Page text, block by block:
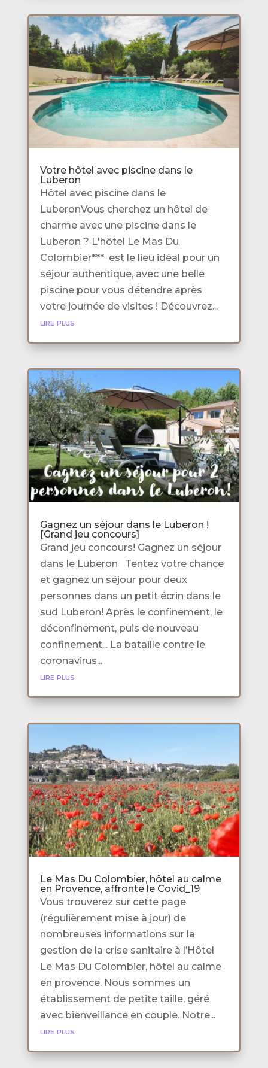
Votre hôtel avec piscine dans le
Luberon
Hôtel avec piscine dans le
LuberonVous cherchez un hôtel de
charme avec une piscine dans le
Luberon ? L'hôtel Le Mas Du
Colombier*** est le lieu idéal pour un
séjour authentique, avec une belle
piscine pour vous détendre après
votre journée de visites ! Découvrez...
lire plus
Gagnez un séjour dans le Luberon !
[Grand jeu concours]
Grand jeu concours! Gagnez un séjour
dans le Luberon Tentez votre chance
et gagnez un séjour pour deux
personnes dans un petit écrin dans le
sud Luberon! Après le confinement, le
déconfinement, puis de nouveau
confinement... La bataille contre le
coronavirus...
lire plus
Le Mas Du Colombier, hôtel au calme
en Provence, affronte le Covid_19
Vous trouverez sur cette page
(régulièrement mise à jour) de
nombreuses informations sur la
gestion de la crise sanitaire à l’Hôtel
Le Mas Du Colombier, hôtel au calme
en provence. Nous sommes un
établissement de petite taille, géré
avec bienveillance en couple. Notre...
lire plus